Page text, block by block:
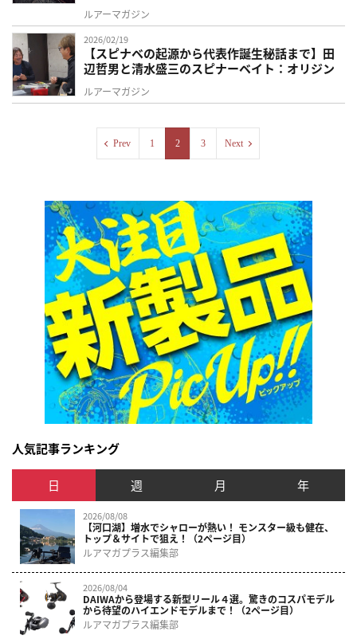
ルアーマガジン
2026/02/19
【スピナベの起源から代表作誕生秘話まで】田
辺哲男と清水盛三のスピナーベイト：オリジン
ルアーマガジン
Prev 1 2 3 Next
人気記事ランキング
日 週 月 年
2026/08/08
【河口湖】増水でシャローが熱い！ モンスター級も健在、
トップ＆サイトで狙え！（2ページ目）
ルアマガプラス編集部
2026/08/04
DAIWAから登場する新型リール４選。驚きのコスパモデル
から待望のハイエンドモデルまで！（2ページ目）
ルアマガプラス編集部